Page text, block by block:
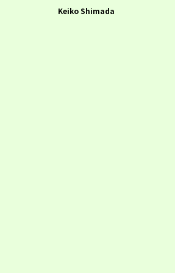
Keiko Shimada